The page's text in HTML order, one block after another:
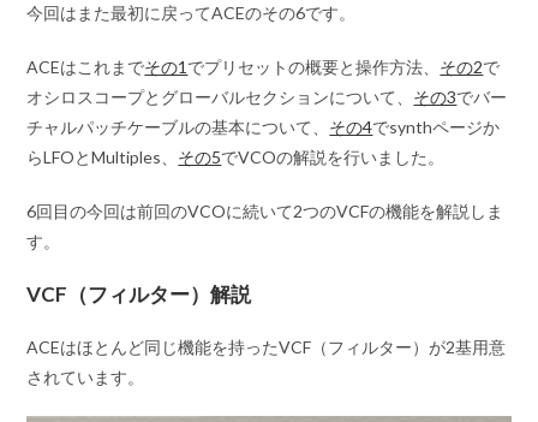
今回はまた最初に戻ってACEのその6です。
ACEはこれまでその1 でプリセットの概要と操作方法、 その2で
オシロスコープとグローバルセクションについて、 その3でバー
チャルパッチケーブルの基本について、 その4でsynthページか
らLFOとMultiples、 その5でVCOの解説を行いました。
6回目の今回は前回のVCOに続いて2つのVCFの機能を解説しま
す。
VCF（フィルター）解説
ACEはほとんど同じ機能を持ったVCF（フィルター）が2基用意
されています。